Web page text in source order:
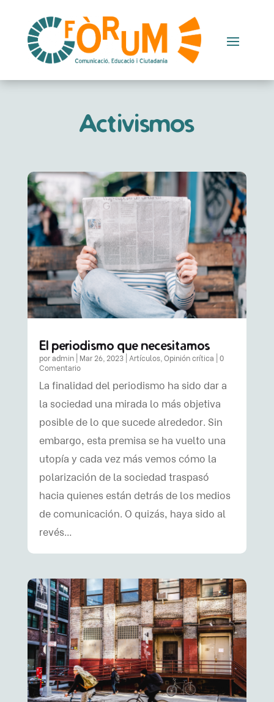
Activismos
El periodismo que necesitamos
por admin| Mar 26, 2023| Artículos, Opinión crítica | 0
Comentario
La finalidad del periodismo ha sido dar a
la sociedad una mirada lo más objetiva
posible de lo que sucede alrededor. Sin
embargo, esta premisa se ha vuelto una
utopía y cada vez más vemos cómo la
polarización de la sociedad traspasó
hacia quienes están detrás de los medios
de comunicación. O quizás, haya sido al
revés…